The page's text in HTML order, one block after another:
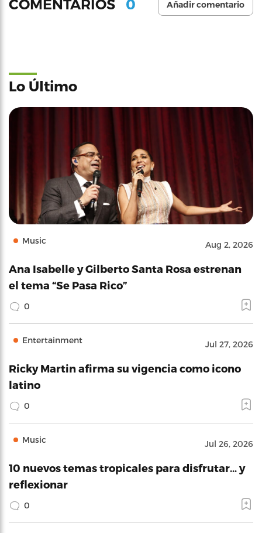
COMENTARIOS 0 Añadir comentario
Lo Último
Music Aug 2, 2026
Ana Isabelle y Gilberto Santa Rosa estrenan
el tema “Se Pasa Rico”
0
Entertainment Jul 27, 2026
Ricky Martin afirma su vigencia como icono
latino
0
Music Jul 26, 2026
10 nuevos temas tropicales para disfrutar… y
reflexionar
0